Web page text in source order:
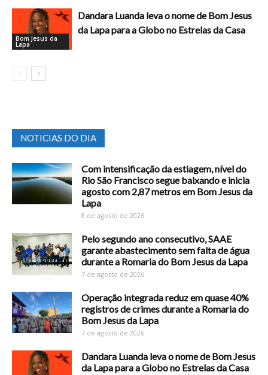
Bom Jesus da
Lapa
Dandara Luanda leva o nome de Bom Jesus
da Lapa para a Globo no Estrelas da Casa
NOTICIAS DO DIA
Com intensificação da estiagem, nível do
Rio São Francisco segue baixando e inicia
agosto com 2,87 metros em Bom Jesus da
Lapa
8 de agosto de 2026
Pelo segundo ano consecutivo, SAAE
garante abastecimento sem falta de água
durante a Romaria do Bom Jesus da Lapa
7 de agosto de 2026
Operação integrada reduz em quase 40%
registros de crimes durante a Romaria do
Bom Jesus da Lapa
7 de agosto de 2026
Dandara Luanda leva o nome de Bom Jesus
da Lapa para a Globo no Estrelas da Casa